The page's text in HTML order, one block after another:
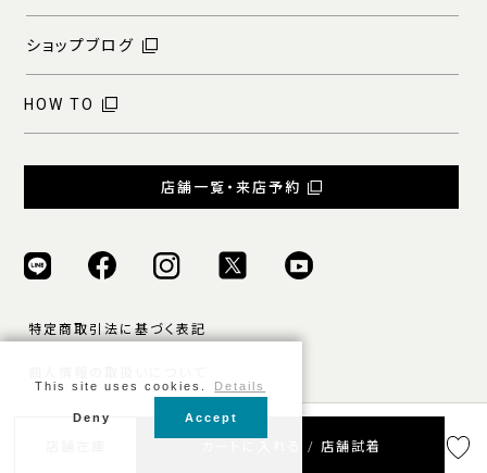
カートに入れる / 店舗試着
ショップブログ
HOW TO
店舗一覧・来店予約
特定商取引法に基づく表記
ご利用規約
This site uses cookies. Details
Deny Accept